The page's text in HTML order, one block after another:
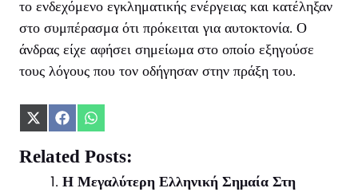
το ενδεχόμενο εγκληματικής ενέργειας και κατέληξαν
στο συμπέρασμα ότι πρόκειται για αυτοκτονία. Ο
άνδρας είχε αφήσει σημείωμα στο οποίο εξηγούσε
τους λόγους που τον οδήγησαν στην πράξη του.
Share
X
(Twitter)
Share
Facebook
Share
WhatsApp
Related Posts:
Η Μεγαλύτερη Ελληνική Σημαία Στη